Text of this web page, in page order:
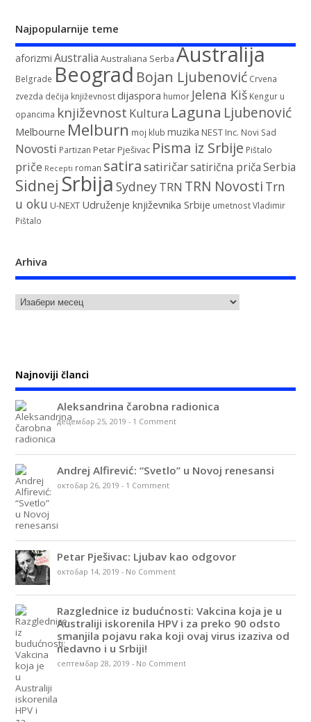
Najpopularnije teme
aforizmi Australia Australiana Serba Australija
Belgrade Beograd Bojan Ljubenović Crvena
zvezda dečija književnostdijaspora humor Jelena Kiš Kengur u
opancima književnost Kultura Laguna Ljubenović
Melbourne Melburn moj klub muzika NEST Inc. Novi Sad
Novosti Partizan Petar Pješivac Pisma iz Srbije Pištalo
priče Recepti roman satirasatiričarsatirična pričaSerbia
Sidnej Srbija SydneyTRN TRN Novosti Trn
u oku U-NEXT Udruženje književnika Srbije umetnostVladimir
Pištalo
Arhiva
Najnoviji članci
Aleksandrina čarobna radionica
децембар 25, 2019 - 1 Comment
Andrej Alfirević: “Svetlo” u Novoj renesansi
октобар 26, 2019 - 1 Comment
Petar Pješivac: Ljubav kao odgovor
октобар 14, 2019 - No Comment
Razglednice iz budućnosti: Vakcina koja je u
Australiji iskorenila HPV i za preko 90 odsto
smanjila pojavu raka koji ovaj virus izaziva od
nedavno i u Srbiji!
септембар 28, 2019 - No Comment